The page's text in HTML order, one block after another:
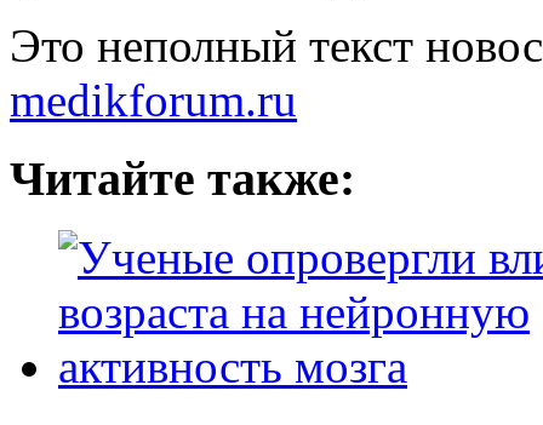
Это неполный текст
medikforum.ru
Читайте также: